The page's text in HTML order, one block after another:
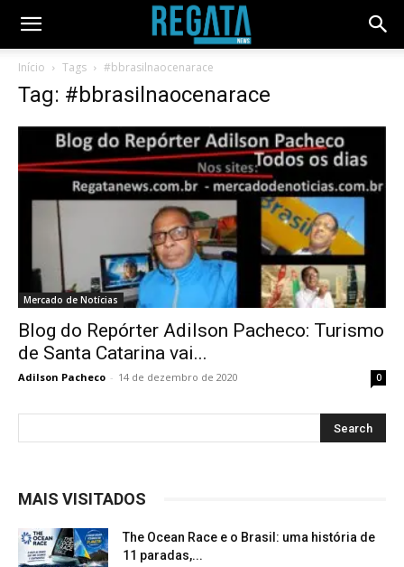
Início Tags #bbrasilnaocenarace
Tag: #bbrasilnaocenarace
Mercado de Notícias
Blog do Repórter Adilson Pacheco: Turismo
de Santa Catarina vai...
Adilson Pacheco - 14 de dezembro de 2020 0
MAIS VISITADOS
The Ocean Race e o Brasil: uma história de
11 paradas,...